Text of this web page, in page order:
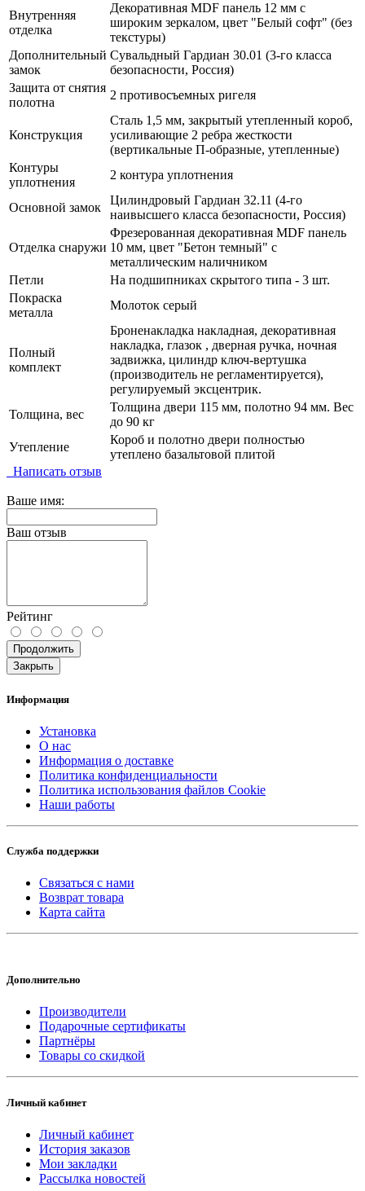
Внутренняя
отделка
Декоративная MDF панель 12 мм с
широким зеркалом, цвет "Белый софт" (без
текстуры)
Дополнительный
замок
Сувальдный Гардиан 30.01 (3-го класса
безопасности, Россия)
Защита от снятия
полотна
2 противосъемных ригеля
Конструкция
Сталь 1,5 мм, закрытый утепленный короб,
усиливающие 2 ребра жесткости
(вертикальные П-образные, утепленные)
Контуры
уплотнения
2 контура уплотнения
Основной замок
Цилиндровый Гардиан 32.11 (4-го
наивысшего класса безопасности, Россия)
Отделка снаружи
Фрезерованная декоративная MDF панель
10 мм, цвет "Бетон темный" с
металлическим наличником
Петли
На подшипниках скрытого типа - 3 шт.
Покраска
металла
Молоток серый
Полный
комплект
Броненакладка накладная, декоративная
накладка, глазок , дверная ручка, ночная
задвижка, цилиндр ключ-вертушка
(производитель не регламентируется),
регулируемый эксцентрик.
Толщина, вес
Толщина двери 115 мм, полотно 94 мм. Вес
до 90 кг
Утепление
Короб и полотно двери полностью
утеплено базальтовой плитой
Написать отзыв
Ваше имя:
Ваш отзыв
Рейтинг
Продолжить
Закрыть
Информация
Установка
О нас
Информация о доставке
Политика конфиденциальности
Политика использования файлов Cookie
Наши работы
Служба поддержки
Связаться с нами
Возврат товара
Карта сайта
Дополнительно
Производители
Подарочные сертификаты
Партнёры
Товары со скидкой
Личный кабинет
Личный кабинет
История заказов
Мои закладки
Рассылка новостей